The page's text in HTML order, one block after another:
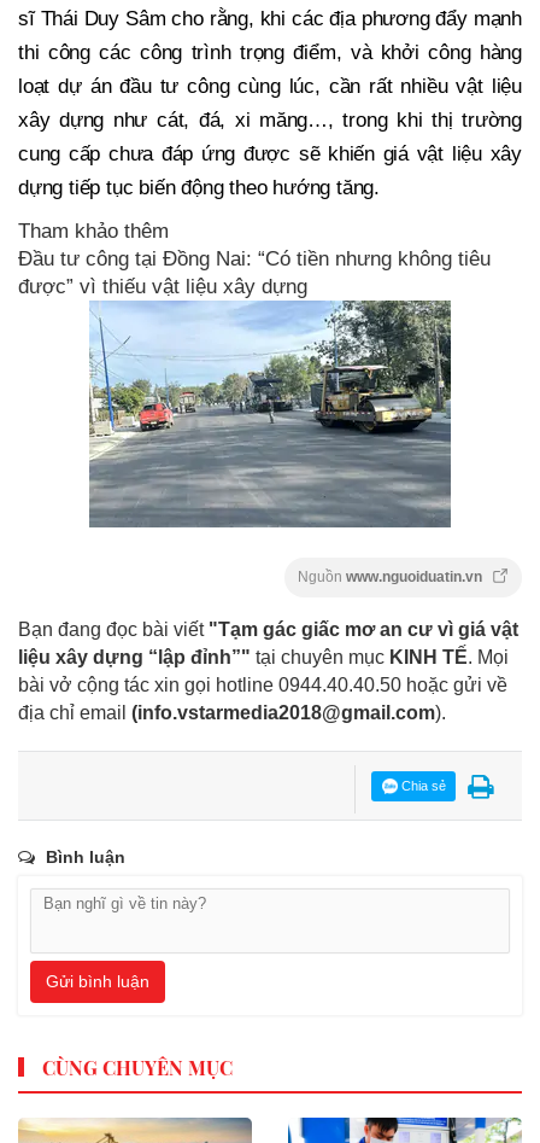
sĩ Thái Duy Sâm cho rằng, khi các địa phương đẩy mạnh
thi công các công trình trọng điểm, và khởi công hàng
loạt dự án đầu tư công cùng lúc, cần rất nhiều vật liệu
xây dựng như cát, đá, xi măng…, trong khi thị trường
cung cấp chưa đáp ứng được sẽ khiến giá vật liệu xây
dựng tiếp tục biến động theo hướng tăng.
Tham khảo thêm
Đầu tư công tại Đồng Nai: “Có tiền nhưng không tiêu
được” vì thiếu vật liệu xây dựng
Nguồn www.nguoiduatin.vn
Bạn đang đọc bài viết "Tạm gác giấc mơ an cư vì giá vật
liệu xây dựng “lập đỉnh”" tại chuyên mục KINH TẾ. Mọi
bài vở cộng tác xin gọi hotline 0944.40.40.50 hoặc gửi về
địa chỉ email (info.vstarmedia2018@gmail.com).
Chia sẻ
Bình luận
Gửi bình luận
CÙNG CHUYÊN MỤC